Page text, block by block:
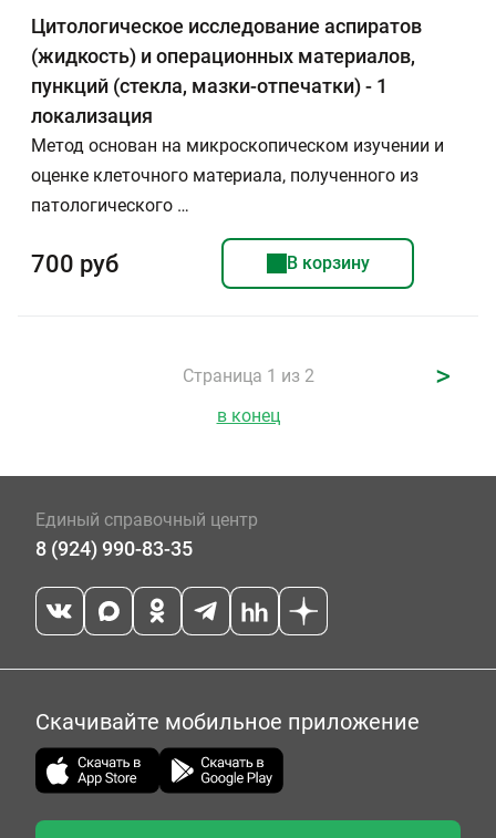
Цитологическое исследование аспиратов
(жидкость) и операционных материалов,
пункций (стекла, мазки-отпечатки) - 1
локализация
Метод основан на микроскопическом изучении и
оценке клеточного материала, полученного из
патологического …
700 руб В корзину
Страница 1 из 2 >
в конец
Единый справочный центр
8 (924) 990-83-35
Скачивайте мобильное приложение